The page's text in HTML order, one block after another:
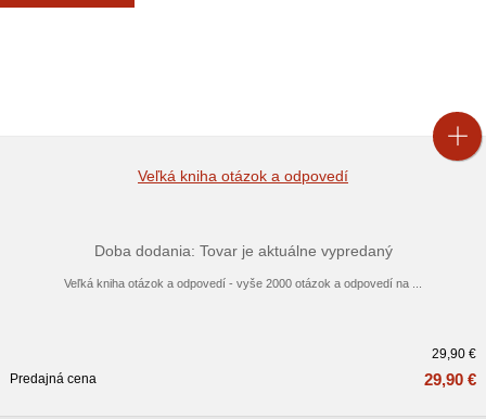
Veľká kniha otázok a odpovedí
Doba dodania: Tovar je aktuálne vypredaný
Veľká kniha otázok a odpovedí - vyše 2000 otázok a odpovedí na ...
29,90 €
Predajná cena
29,90 €